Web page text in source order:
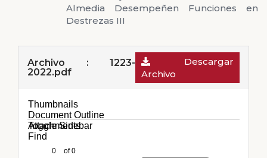
Almedia Desempeñen Funciones en
Destrezas III
Archivo : 1223-
2022.pdf
Descargar
Archivo